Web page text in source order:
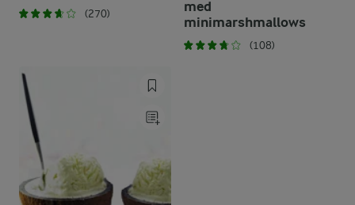
(270)
med
minimarshmallows
(108)